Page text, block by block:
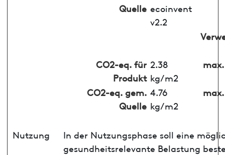
Quelle ecoinvent
v2.2
CO2-eq. für
Produkt
2.38
kg/m2
CO2-eq. gem.
Quelle
4.76
kg/m2
Nutzung
In der Nutzungsphase soll eine
gesundheitsrelevante Belastung